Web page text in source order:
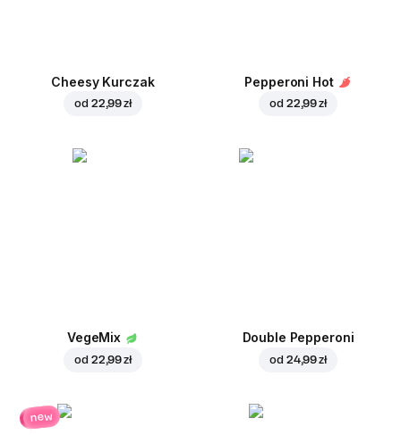
Cheesy Kurczak
od 22,99 zł
Pepperoni Hot
od 22,99 zł
VegeMix
od 22,99 zł
Double Pepperoni
od 24,99 zł
new